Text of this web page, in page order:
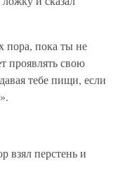
пора, пока ты не
проявлять свою
тебе пищи, если
взял перстень и